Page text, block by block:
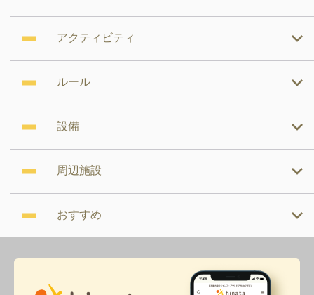
アクティビティ
ルール
設備
周辺施設
おすすめ